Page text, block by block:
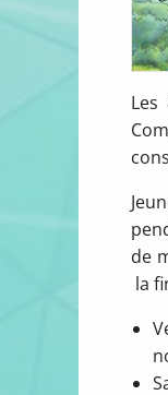
de
la